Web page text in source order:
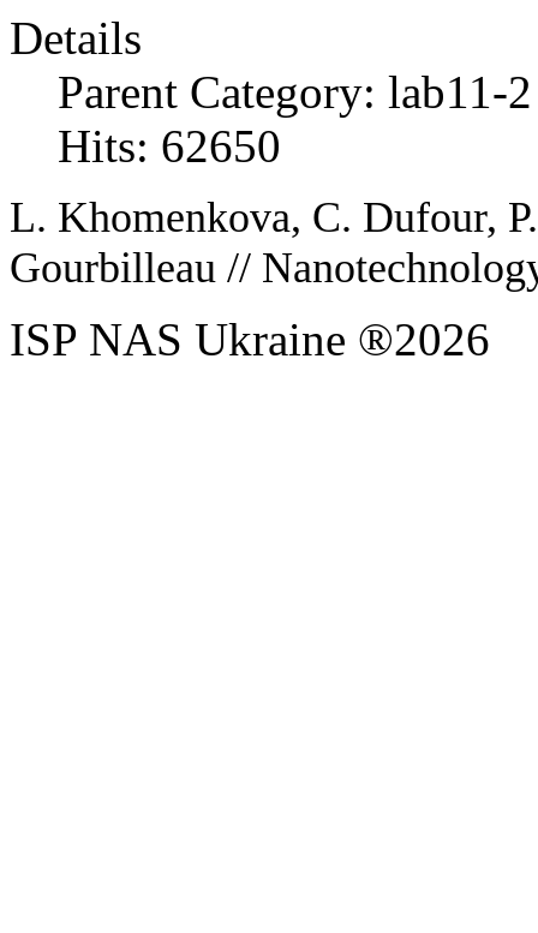
Details
Parent Category: lab11-2
Hits: 62650
L. Khomenkova, C. Dufour,
Gourbilleau //
ISP NAS Ukraine ®2026